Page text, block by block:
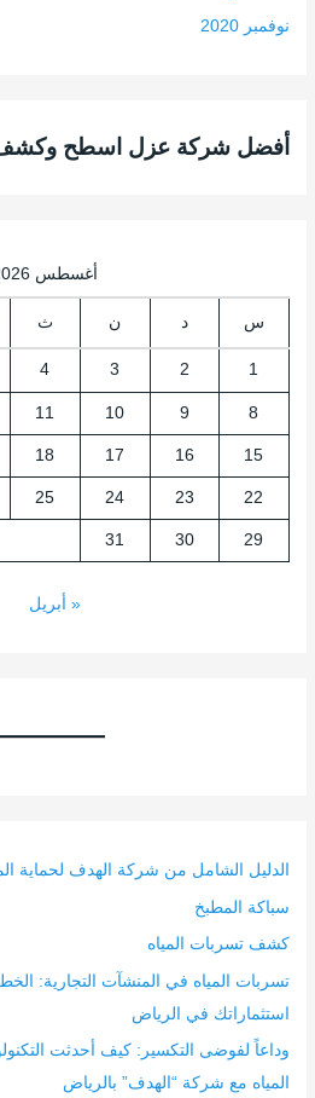
نوفمبر 2020
أفضل شركة عزل اسطح وكشف
أغسطس 2026
س د ن ث
1
2
3
4
8
9
10
11
15
16
17
18
22
23
24
25
29
30
31
« أبريل
الدليل الشامل من شركة الهدف لحماية
سباكة المطبخ
كشف تسربات المياه
تسربات المياه في المنشآت التجارية:
استثماراتك في الرياض
وداعاً لفوضى التكسير: كيف أحدثت
المياه مع شركة “الهدف” بالرياض